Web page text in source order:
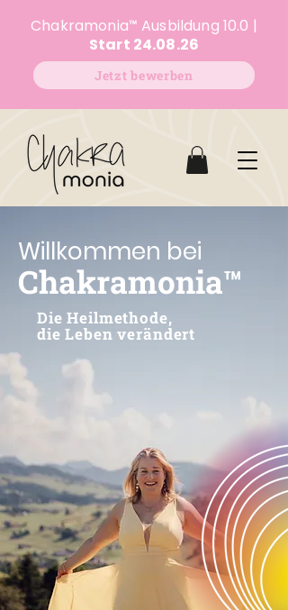
Chakramonia™ Ausbildung 10.0 |
Start 24.08.26
Jetzt bewerben
Willkommen bei
Chakramonia™
Die Heilmethode,
die Leben verändert